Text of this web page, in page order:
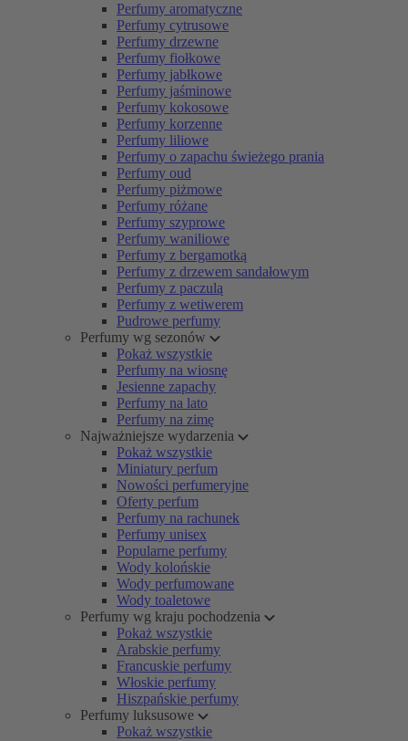
Perfumy aromatyczne
Perfumy cytrusowe
Perfumy drzewne
Perfumy fiołkowe
Perfumy jabłkowe
Perfumy jaśminowe
Perfumy kokosowe
Perfumy korzenne
Perfumy liliowe
Perfumy o zapachu świeżego prania
Perfumy oud
Perfumy piżmowe
Perfumy różane
Perfumy szyprowe
Perfumy waniliowe
Perfumy z bergamotką
Perfumy z drzewem sandałowym
Perfumy z paczulą
Perfumy z wetiwerem
Pudrowe perfumy
Perfumy wg sezonów
Pokaż wszystkie
Perfumy na wiosnę
Jesienne zapachy
Perfumy na lato
Perfumy na zimę
Najważniejsze wydarzenia
Pokaż wszystkie
Miniatury perfum
Nowości perfumeryjne
Oferty perfum
Perfumy na rachunek
Perfumy unisex
Popularne perfumy
Wody kolońskie
Wody perfumowane
Wody toaletowe
Perfumy wg kraju pochodzenia
Pokaż wszystkie
Arabskie perfumy
Francuskie perfumy
Włoskie perfumy
Hiszpańskie perfumy
Perfumy luksusowe
Pokaż wszystkie